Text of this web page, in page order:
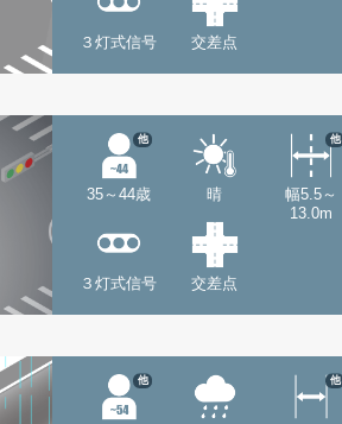
３灯式信号 交差点
35～44歳
他
晴
幅5.5～
13.0m
他
３灯式信号 交差点
他 他